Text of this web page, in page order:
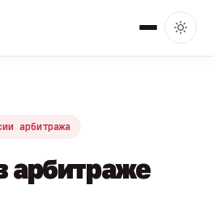
арбитража
арбитраже